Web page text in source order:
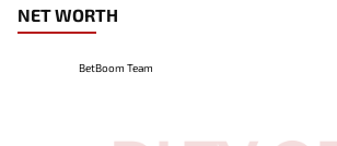
NET WORTH
BetBoom Team